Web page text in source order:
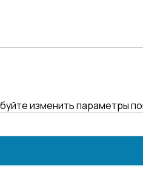
изменить параметры